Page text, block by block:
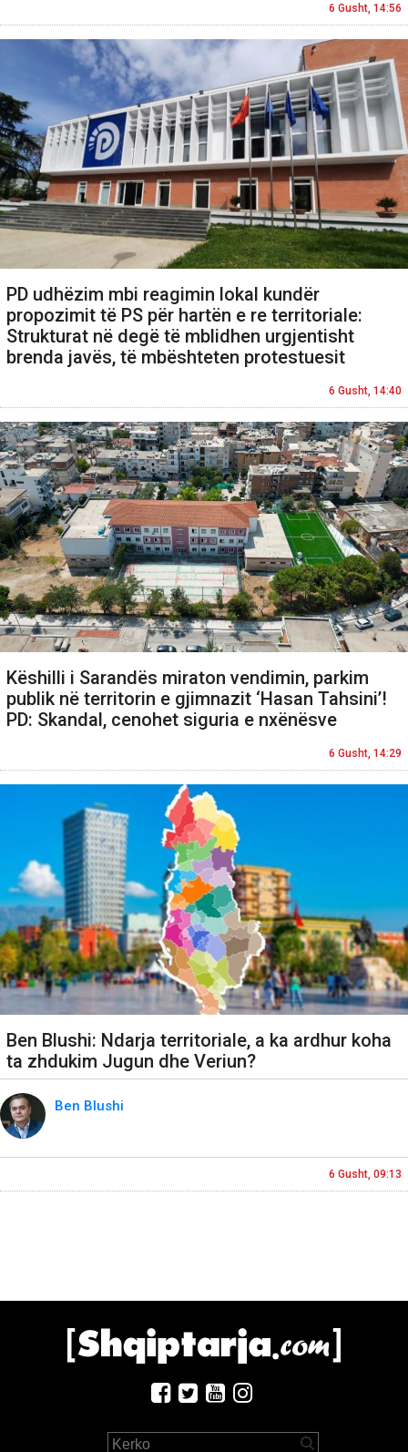
6 Gusht, 14:56
PD udhëzim mbi reagimin lokal kundër
propozimit të PS për hartën e re territoriale:
Strukturat në degë të mblidhen urgjentisht
brenda javës, të mbështeten protestuesit
6 Gusht, 14:40
Këshilli i Sarandës miraton vendimin, parkim
publik në territorin e gjimnazit ‘Hasan Tahsini’!
PD: Skandal, cenohet siguria e nxënësve
6 Gusht, 14:29
Ben Blushi: Ndarja territoriale, a ka ardhur koha
ta zhdukim Jugun dhe Veriun?
Ben Blushi
6 Gusht, 09:13